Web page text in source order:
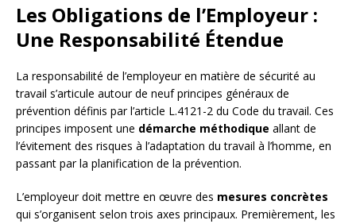
Les Obligations de l’Employeur :
Une Responsabilité Étendue
La responsabilité de l’employeur en matière de sécurité au
travail s’articule autour de neuf principes généraux de
prévention définis par l’article L.4121-2 du Code du travail. Ces
principes imposent une démarche méthodique allant de
l’évitement des risques à l’adaptation du travail à l’homme, en
passant par la planification de la prévention.
L’employeur doit mettre en œuvre des mesures concrètes
qui s’organisent selon trois axes principaux. Premièrement, les